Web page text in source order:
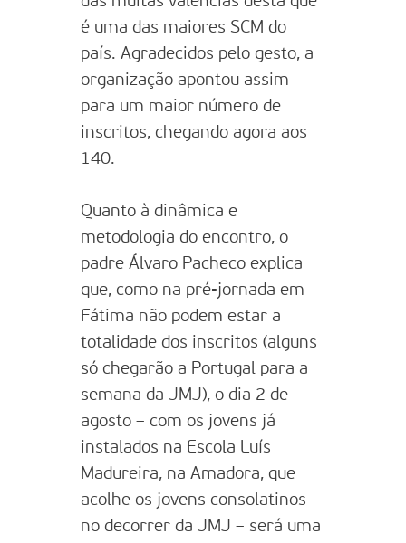
é uma das maiores SCM do
país. Agradecidos pelo gesto, a
organização apontou assim
para um maior número de
inscritos, chegando agora aos
140.
Quanto à dinâmica e
metodologia do encontro, o
padre Álvaro Pacheco explica
que, como na pré-jornada em
Fátima não podem estar a
totalidade dos inscritos (alguns
só chegarão a Portugal para a
semana da JMJ), o dia 2 de
agosto – com os jovens já
instalados na Escola Luís
Madureira, na Amadora, que
acolhe os jovens consolatinos
no decorrer da JMJ – será uma